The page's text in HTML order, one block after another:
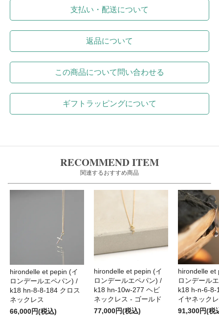
支払い・配送について
返品について
この商品について問い合わせる
ギフトラッピングについて
RECOMMEND ITEM
関連するおすすめ商品
hirondelle et pepin (イ
ロンデールエペパン) /
k18 hn-8-8-184 クロス
ネックレス
66,000円(税込)
hirondelle et pepin (イ
ロンデールエペパン) /
k18 hn-10w-277 ヘビ
ネックレス - ゴールド
77,000円(税込)
hirondelle et
ロンデール
k18 h-n-6-8-
イヤネック
91,300円(税